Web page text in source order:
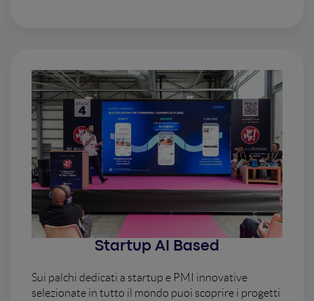
Startup AI Based
Sui palchi dedicati a startup e PMI innovative
selezionate in tutto il mondo puoi scoprire i progetti